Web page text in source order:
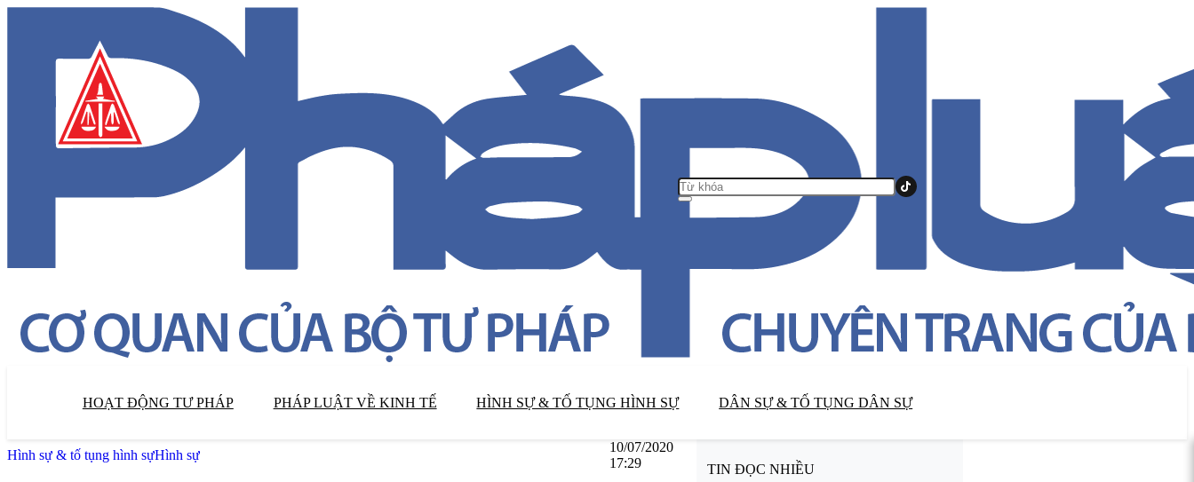
HOẠT ĐỘNG TƯ PHÁP PHÁP LUẬT VỀ KINH TẾ HÌNH SỰ & TỐ TỤNG HÌNH SỰ DÂN SỰ & TỐ TỤNG DÂN SỰ
Hình sự & tố tụng hình sựHình sự
10/07/2020
17:29
TIN ĐỌC NHIỀU